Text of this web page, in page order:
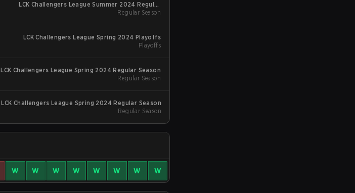
LCK Challengers League Summer 2024 Regular
Season
Regular Season
LCK Challengers League Spring 2024 Playoffs
Playoffs
LCK Challengers League Spring 2024 Regular Season
Regular Season
LCK Challengers League Spring 2024 Regular Season
Regular Season
W W W W W W W W